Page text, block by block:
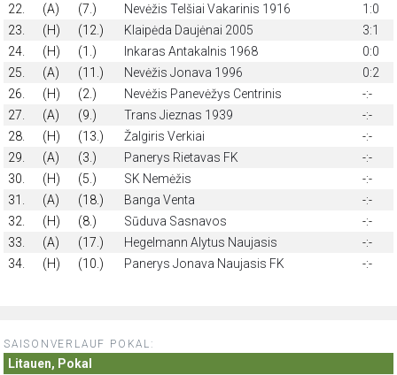
22.
(A) (7.) Nevėžis Telšiai Vakarinis 1916
1:0
23.
(H) (12.) Klaipėda Daujėnai 2005
3:1
24.
(H) (1.) Inkaras Antakalnis 1968
0:0
25.
(A) (11.) Nevėžis Jonava 1996
0:2
26.
(H) (2.) Nevėžis Panevėžys Centrinis
-:-
27.
(A) (9.) Trans Jieznas 1939
-:-
28.
(H) (13.) Žalgiris Verkiai
-:-
29.
(A) (3.) Panerys Rietavas FK
-:-
30.
(H) (5.) SK Nemėžis
-:-
31.
(A) (18.) Banga Venta
-:-
32.
(H) (8.) Sūduva Sasnavos
-:-
33.
(A) (17.) Hegelmann Alytus Naujasis
-:-
34.
(H) (10.) Panerys Jonava Naujasis FK -:-
SAISONVERLAUF POKAL:
Litauen, Pokal